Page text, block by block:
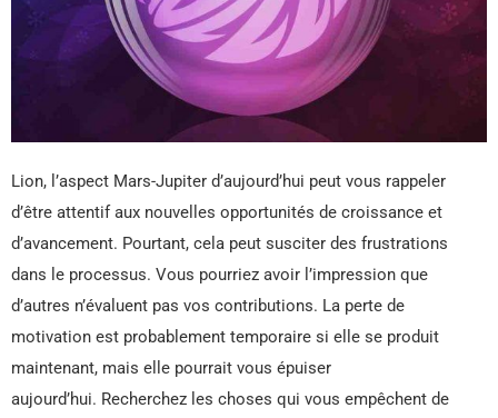
Lion, l’aspect Mars-Jupiter d’aujourd’hui peut vous rappeler
d’être attentif aux nouvelles opportunités de croissance et
d’avancement. Pourtant, cela peut susciter des frustrations
dans le processus. Vous pourriez avoir l’impression que
d’autres n’évaluent pas vos contributions. La perte de
motivation est probablement temporaire si elle se produit
maintenant, mais elle pourrait vous épuiser
aujourd’hui. Recherchez les choses qui vous empêchent de